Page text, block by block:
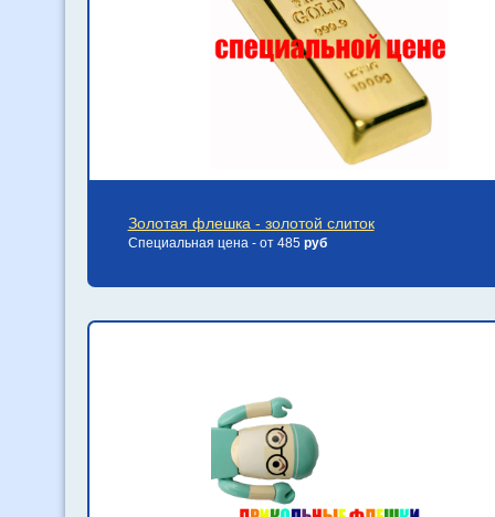
Золотая флешка - золотой слиток
Специальная цена - от 485 руб